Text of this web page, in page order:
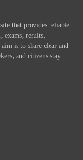
that provides reliable
exams, results,
is to share clear and
and citizens stay